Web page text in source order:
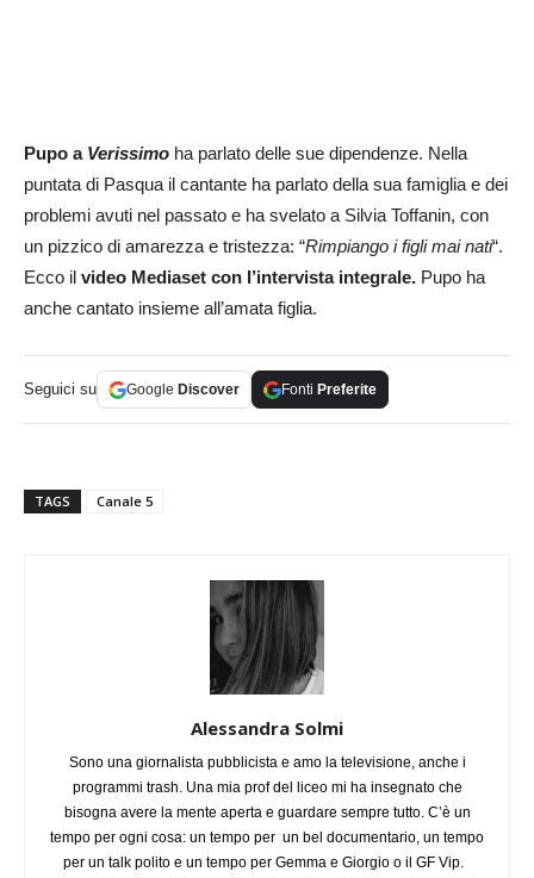
Pupo a Verissimo ha parlato delle sue dipendenze. Nella
puntata di Pasqua il cantante ha parlato della sua famiglia e dei
problemi avuti nel passato e ha svelato a Silvia Toffanin, con
un pizzico di amarezza e tristezza: “Rimpiango i figli mai nati“.
Ecco il video Mediaset con l’intervista integrale. Pupo ha
anche cantato insieme all’amata figlia.
Seguici su Google Discover Fonti Preferite
TAGS Canale 5
Alessandra Solmi
Sono una giornalista pubblicista e amo la televisione, anche i
programmi trash. Una mia prof del liceo mi ha insegnato che
bisogna avere la mente aperta e guardare sempre tutto. C’è un
tempo per ogni cosa: un tempo per un bel documentario, un tempo
per un talk polito e un tempo per Gemma e Giorgio o il GF Vip.